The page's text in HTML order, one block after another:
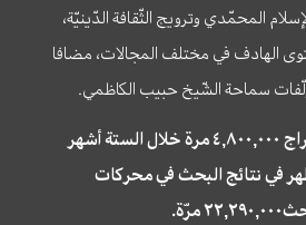
المحمّدي وترويج الثّقافة الدّينيّة،
الهادف في مختلف المجالات، مضافا
سماحة الشّيخ حبيب الكاظمي.
تمّت زيارة موقع سراج ٤,٨٠٠,٠٠٠ مرة خلال الستة أشهر
في نتائج البحث في محركات
مرّة.